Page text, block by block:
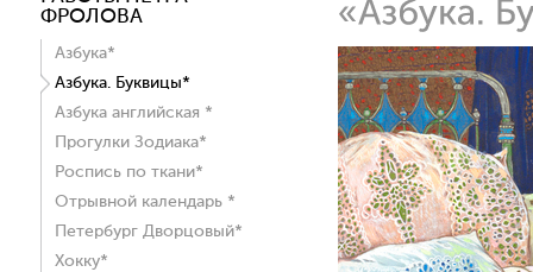
ФРОЛОВА
Азбука*
Азбука. Буквицы*
Азбука английская *
Прогулки Зодиака*
Роспись по ткани*
Отрывной календарь *
Петербург Дворцовый*
Хокку*